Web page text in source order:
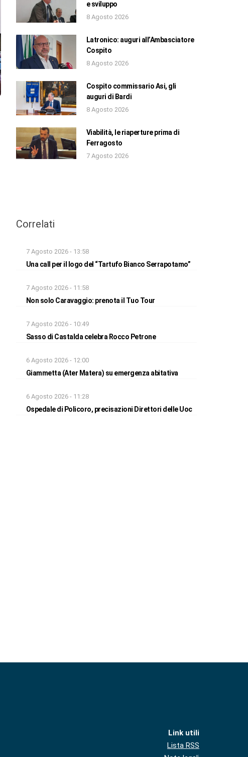
e sviluppo
8 Agosto 2026
Latronico: auguri all’Ambasciatore
Cospito
8 Agosto 2026
Cospito commissario Asi, gli
auguri di Bardi
8 Agosto 2026
Viabilità, le riaperture prima di
Ferragosto
7 Agosto 2026
Correlati
7 Agosto 2026 - 13:58
Una call per il logo del “Tartufo Bianco Serrapotamo”
7 Agosto 2026 - 11:58
Non solo Caravaggio: prenota il Tuo Tour
7 Agosto 2026 - 10:49
Sasso di Castalda celebra Rocco Petrone
6 Agosto 2026 - 12:00
Giammetta (Ater Matera) su emergenza abitativa
6 Agosto 2026 - 11:28
Ospedale di Policoro, precisazioni Direttori delle Uoc
Link utili
Lista RSS